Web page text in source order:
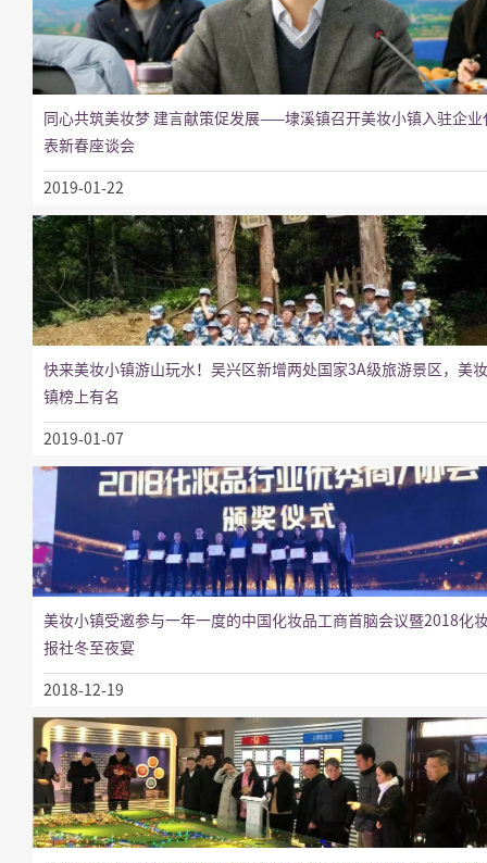
同心共筑美妆梦 建言献策促发展——埭溪镇召开美妆小镇入驻企业
表新春座谈会
2019-01-22
快来美妆小镇游山玩水！吴兴区新增两处国家3A级旅游景区，美
镇榜上有名
2019-01-07
美妆小镇受邀参与一年一度的中国化妆品工商首脑会议暨2018化
报社冬至夜宴
2018-12-19